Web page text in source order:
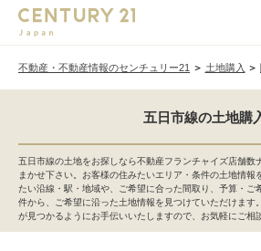
不動産・不動産情報のセンチュリー21 土地購入
五日市線の土地購
五日市線の土地をお探しなら不動産フランチャイズ店舗数
まかせ下さい。お客様の住みたいエリア・条件の土地情報
たい沿線・駅・地域や、ご希望に合った間取り、予算・ご
件から、ご希望に沿った土地情報を見つけていただけます
が見つかるようにお手伝いいたしますので、お気軽にご相